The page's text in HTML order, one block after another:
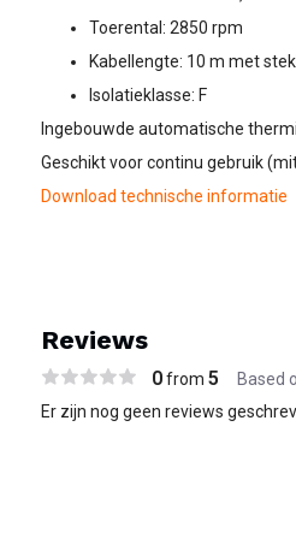
Toerental: 2850 rpm
Kabellengte: 10 m met
Isolatieklasse: F
Ingebouwde automatische
Geschikt voor continu gebruik
Download technische informatie
Reviews
0from 5
Based
Er zijn nog geen reviews